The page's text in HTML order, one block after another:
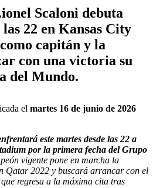
Scaloni debuta
las 22 en Kansas City
capitán y la
con una victoria su
del Mundo.
el martes 16 de junio de 2026
este martes desde las 22 a
por la primera fecha del Grupo
vigente pone en marcha la
Qatar 2022 y buscará arrancar con el
regresa a la máxima cita tras